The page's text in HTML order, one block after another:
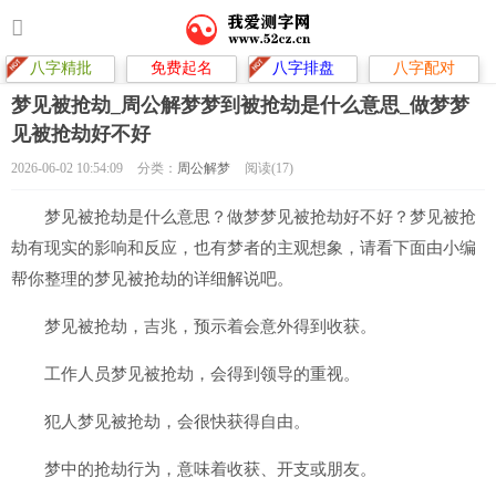
八字精批 免费起名 八字排盘 八字配对
梦见被抢劫_周公解梦梦到被抢劫是什么意思_做梦梦
见被抢劫好不好
2026-06-02 10:54:09 分类： 周公解梦 阅读(17)
梦见被抢劫是什么意思？做梦梦见被抢劫好不好？梦见被抢
劫有现实的影响和反应，也有梦者的主观想象，请看下面由小编
帮你整理的梦见被抢劫的详细解说吧。
梦见被抢劫，吉兆，预示着会意外得到收获。
工作人员梦见被抢劫，会得到领导的重视。
犯人梦见被抢劫，会很快获得自由。
梦中的抢劫行为，意味着收获、开支或朋友。